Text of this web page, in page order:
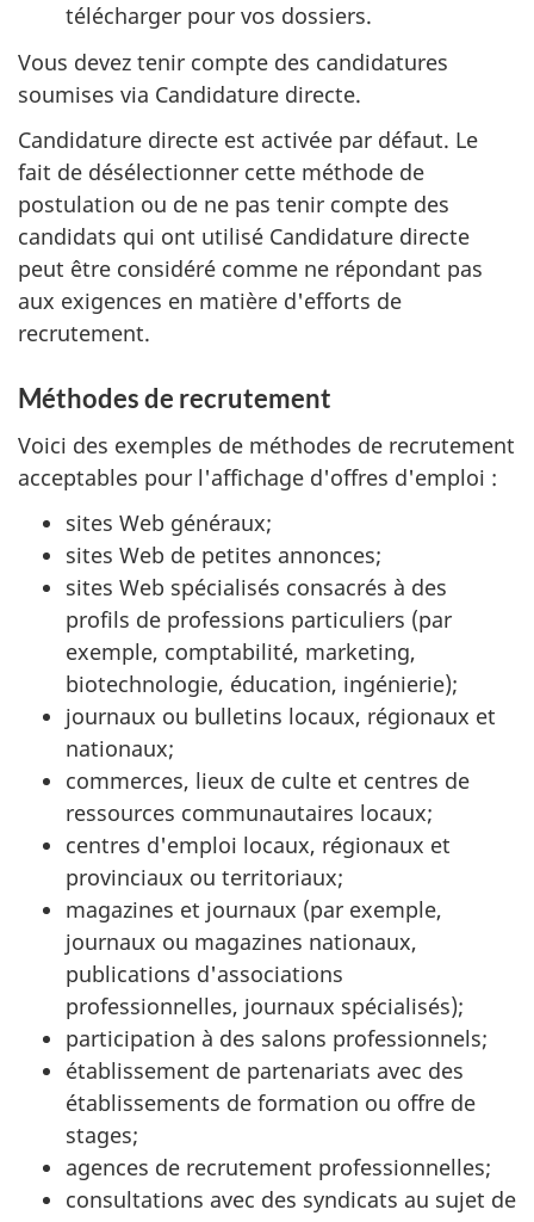
télécharger pour vos dossiers.
Vous devez tenir compte des candidatures
soumises via Candidature directe.
Candidature directe est activée par défaut. Le
fait de désélectionner cette méthode de
postulation ou de ne pas tenir compte des
candidats qui ont utilisé Candidature directe
peut être considéré comme ne répondant pas
aux exigences en matière d'efforts de
recrutement.
Méthodes de recrutement
Voici des exemples de méthodes de recrutement
acceptables pour l'affichage d'offres d'emploi :
sites Web généraux;
sites Web de petites annonces;
sites Web spécialisés consacrés à des
profils de professions particuliers (par
exemple, comptabilité, marketing,
biotechnologie, éducation, ingénierie);
journaux ou bulletins locaux, régionaux et
nationaux;
commerces, lieux de culte et centres de
ressources communautaires locaux;
centres d'emploi locaux, régionaux et
provinciaux ou territoriaux;
magazines et journaux (par exemple,
journaux ou magazines nationaux,
publications d'associations
professionnelles, journaux spécialisés);
participation à des salons professionnels;
établissement de partenariats avec des
établissements de formation ou offre de
stages;
agences de recrutement professionnelles;
consultations avec des syndicats au sujet de